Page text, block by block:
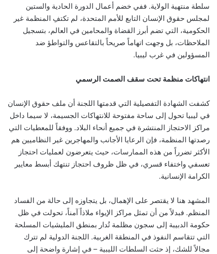
سلطة منتهية الولاية. ففي خضم أعمال الدورة الحادية والستين
لمجلس حقوق الإنسان التابع للأمم المتحدة، لم تكتفِ المنظمة غير
الحكومية، التي تضم أبرز القضاة والمحامين في العالم، بتسجيل
الملاحظات، بل وجهت اتهاماً صريحاً بالتقاعس والتواطؤ ضد
المسؤولين في غرب ليبيا.
انتهاكات منظمة تحت سقف الصمت الرسمي
كشفت الشهادة التفصيلية التي قدمتها اللجنة أن ملف حقوق الإنسان
في ليبيا تحول إلى ساحة مفتوحة للانتهاكات الجسيمة، لا سيما داخل
مراكز الاحتجاز المنتشرة في جميع أنحاء البلاد. ووفقاً للمعطيات التي
رصدتها المنظمة، فإن الرعايا الأجانب والمهاجرين غير النظاميين هم
الأكثر تضرراً من هذه الممارسات، حيث يتعرضون لعمليات احتجاز
تعسفي واختفاء قسري، في ظل ظروف احتجاز تنتهك أبسط معايير
الكرامة الإنسانية.
المشهد هنا لا يقتصر على الإهمال، بل يتجاوزه إلى حالة من الفساد
المنظم. فبدلاً من أن تمثل مراكز الإيواء ملاذاً آمناً، تحولت في ظل
حكومة الدبيبة إلى سجون مظلمة تُدار بمنطق المليشيات المسلحة
التي تتقاسم النفوذ في المنطقة الغربية. اللجنة الدولية لم تترك
مجالاً للشك، إذ حثت السلطات الليبية – في إشارة واضحة إلى